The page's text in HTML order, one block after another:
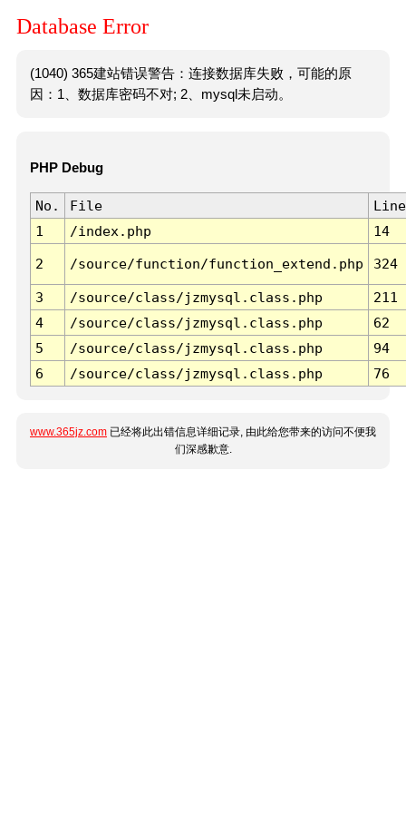
Database Error
(1040) 365建站错误警告：连接数据库失败，可能的原
因：1、数据库密码不对; 2、mysql未启动。
PHP Debug
No. File
Line
1
/index.php 14
2 /source/function/function_extend.php 324
3 /source/class/jzmysql.class.php
211
4
/source/class/jzmysql.class.php
62
5
/source/class/jzmysql.class.php
94
6
/source/class/jzmysql.class.php 76
www.365jz.com 已经将此出错信息详细记录, 由此给您带来的访问不便我
们深感歉意.